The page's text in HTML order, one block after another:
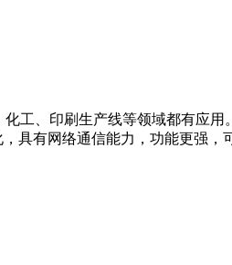
工、印刷生产线等领域都有应
具有网络通信能力，功能更强，